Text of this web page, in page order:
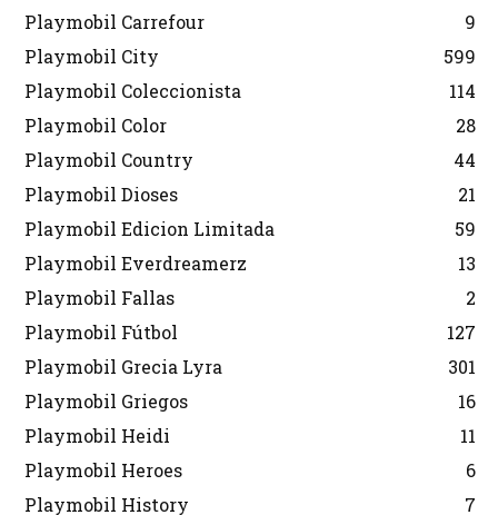
Playmobil Carrefour
9
Playmobil City
599
Playmobil Coleccionista
114
Playmobil Color
28
Playmobil Country
44
Playmobil Dioses
21
Playmobil Edicion Limitada
59
Playmobil Everdreamerz
13
Playmobil Fallas
2
Playmobil Fútbol
127
Playmobil Grecia Lyra
301
Playmobil Griegos
16
Playmobil Heidi
11
Playmobil Heroes
6
Playmobil History
7